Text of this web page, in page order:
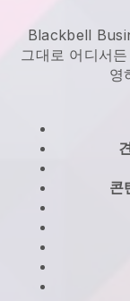
Blackbell
그대로 어디서든
영
콘